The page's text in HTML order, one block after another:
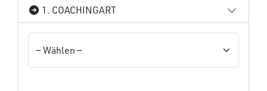
1. COACHINGART